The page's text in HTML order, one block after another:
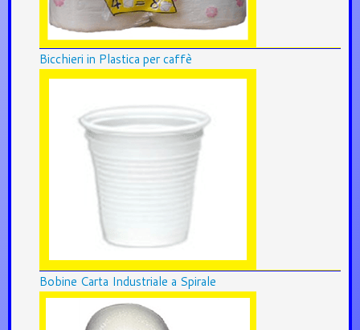
Bicchieri in Plastica per caffè
Bobine Carta Industriale a Spirale